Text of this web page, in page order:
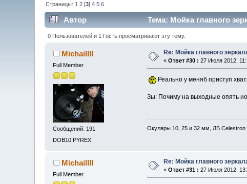
Страницы: 1 2 [3]4 5 6
Автор Тема: Мойка главного
0 Пользователей и 1 Гость просматривают эту тему.
Michaillll
Full Member
Сообщений: 191
DOB10 PYREX
Re: Мойка главного
«Ответ #30 : 27 Июля 2012,
Реально у меняб приступ
Зы: Почиму на выходные опять
Окуляры 10, 25 и 32 мм, ЛБ Celestron
Michaillll
Full Member
Re: Мойка главного
«Ответ #31 : 27 Июля 2012,